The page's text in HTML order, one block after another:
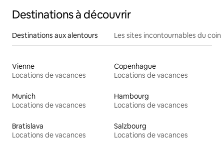
Destinations à découvrir
Destinations aux alentours Les sites incontournables du coin
Vienne
Locations de vacances
Copenhague
Locations de vacances
Munich
Locations de vacances
Hambourg
Locations de vacances
Bratislava
Locations de vacances
Salzbourg
Locations de vacances